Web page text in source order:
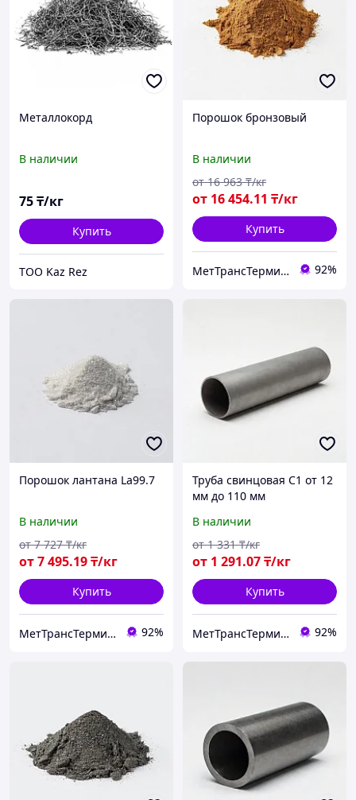
Металлокорд
В наличии
75₸/кг
Купить
TOO Kaz Rez
Порошок бронзовый
В наличии
от 16 454.11 ₸/кг
от 16 963 ₸/кг
Купить
МетТрансТерминал 92%
Порошок лантана La99.7
В наличии
от7 495.19₸/кг
от 7 727 ₸/кг
Купить
МетТрансТерминал 92%
Труба свинцовая С1 от 12
мм до 110 мм
В наличии
от 1 291.07₸/кг
от 1 331 ₸/кг
Купить
МетТрансТерминал 92%